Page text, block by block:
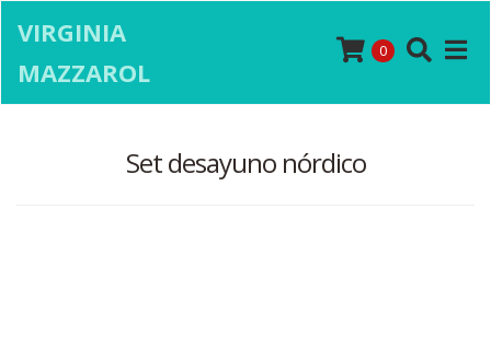
VIRGINIA
MAZZAROL
0
Set desayuno nórdico